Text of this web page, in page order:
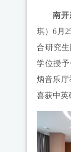
南开
琪）6月
合研究
学位授
炳音乐厅
喜获中英